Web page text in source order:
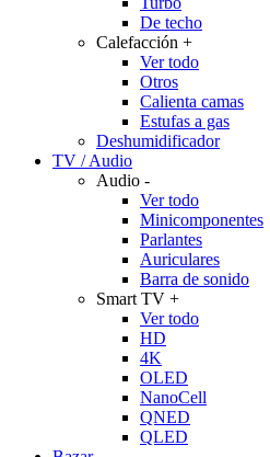
De techo
Calefacción +
Ver todo
Otros
Calienta camas
Estufas a gas
Deshumidificador
TV / Audio
Audio -
Ver todo
Minicomponentes
Parlantes
Auriculares
Barra de sonido
Smart TV +
Ver todo
HD
4K
OLED
NanoCell
QNED
QLED